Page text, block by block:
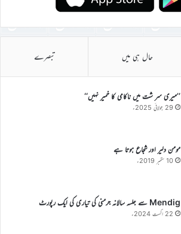
حال ہی میں تبصرے
’’میری سر شت میں ناکامی کا خمیر نہیں‘‘
29 جولائی 2025ء
مومن دلیر اور شجاع ہوتا ہے
10 ستمبر 2019ء
Mendig سے جلسہ سالانہ جرمنی کی تیاری کی ایک رپورٹ
22 اگست 2024ء